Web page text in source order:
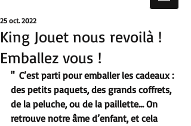
King Jouet nous revoilà !
Emballez vous !
25 oct. 2022
"  C’est parti pour emballer les cadeaux :
des petits paquets, des grands coffrets,
de la peluche, ou de la paillette… On
retrouve notre âme d’enfant, et cela